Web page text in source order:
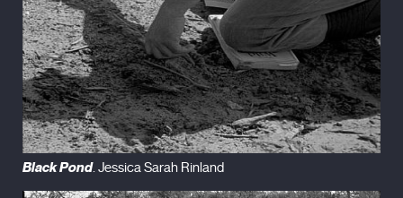
Black Pond. Jessica Sarah Rinland